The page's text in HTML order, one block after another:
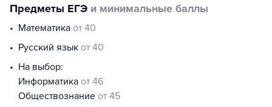
Предметы ЕГЭ и минимальные баллы
математика от 40
русский язык от 40
На выбор:
информатика от 46
обществознание от 45